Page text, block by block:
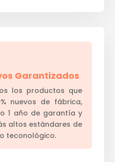
Garantizados
los productos que
nuevos de fábrica,
1 año de garantía y
altos estándares de
teconológico.